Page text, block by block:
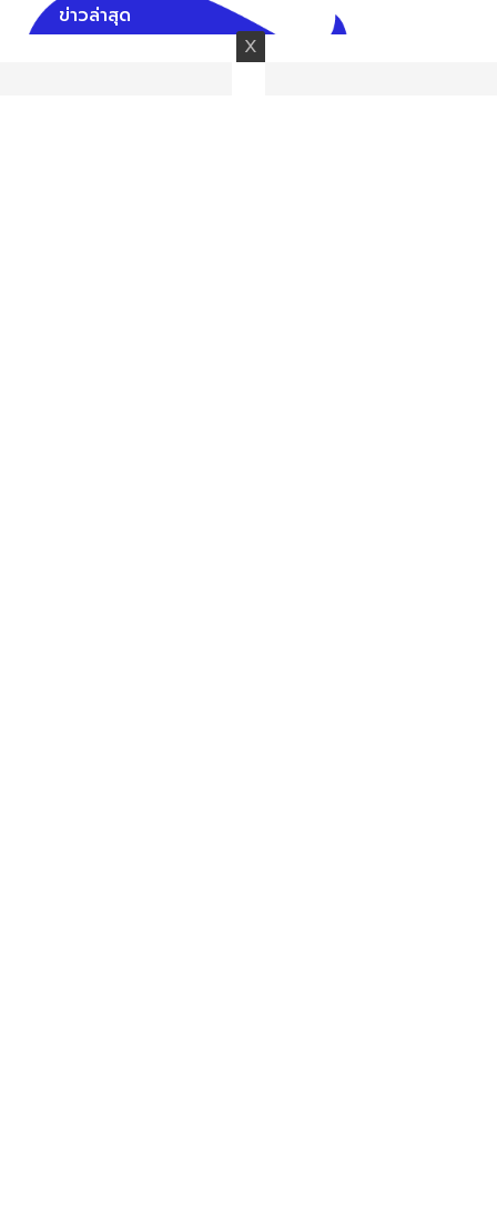
ข่าวล่าสุด